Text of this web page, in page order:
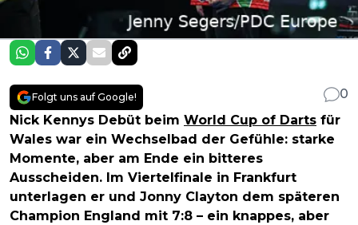
Folgt uns auf Google!
0
Nick Kennys Debüt beim World Cup of Darts für
Wales war ein Wechselbad der Gefühle: starke
Momente, aber am Ende ein bitteres
Ausscheiden. Im Viertelfinale in Frankfurt
unterlagen er und Jonny Clayton dem späteren
Champion England mit 7:8 – ein knappes, aber